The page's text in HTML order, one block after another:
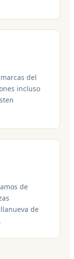
del
incluso
de
de